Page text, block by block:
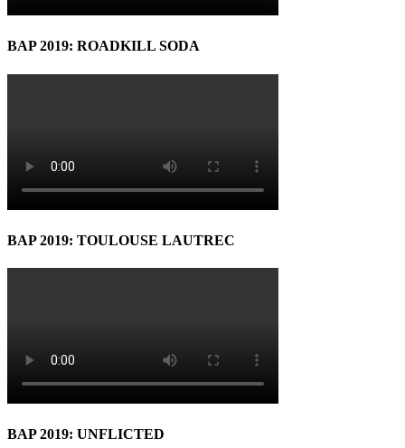
BAP 2019: ROADKILL SODA
BAP 2019: TOULOUSE LAUTREC
BAP 2019: UNFLICTED